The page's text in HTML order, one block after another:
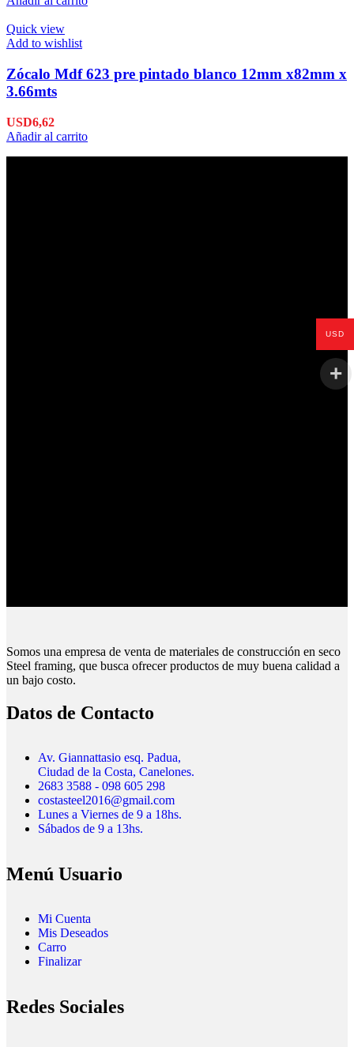
Quick view
Add to wishlist
Zócalo Mdf 623 pre pintado blanco 12mm x82mm x
3.66mts
USD6,62
Añadir al carrito
Somos una empresa de venta de materiales de construcción en seco
Steel framing, que busca ofrecer productos de muy buena calidad a
un bajo costo.
Datos de Contacto
Av. Giannattasio esq. Padua,
Ciudad de la Costa, Canelones.
2683 3588 - 098 605 298
costasteel2016@gmail.com
Lunes a Viernes de 9 a 18hs.
Sábados de 9 a 13hs.
Menú Usuario
Mi Cuenta
Mis Deseados
Carro
Finalizar
Redes Sociales
USD